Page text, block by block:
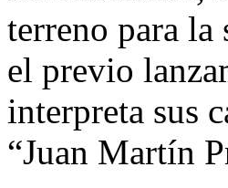
terreno para la
el previo
interpreta sus
“Juan Martín